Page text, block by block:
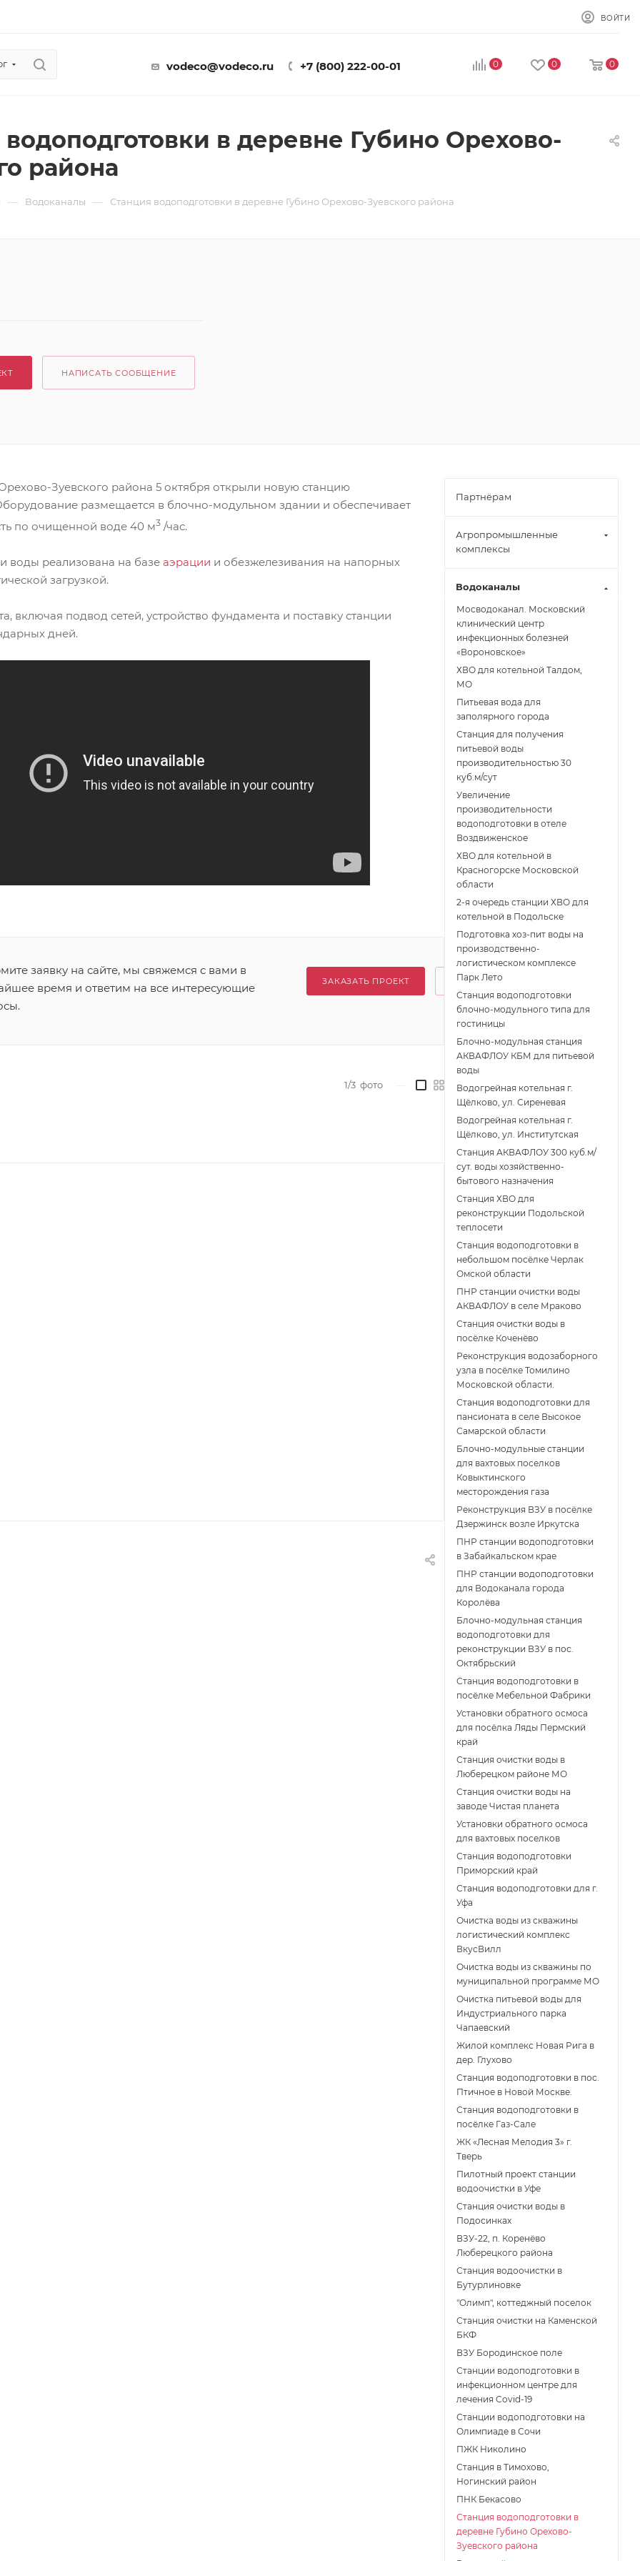
ВОЙТИ
vodeco@vodeco.ru +7 (800) 222-00-01 0 0 0
в деревне Губино Орехово-
района
— Водоканалы — Станция водоподготовки в деревне Губино Орехово-Зуевского района
НАПИСАТЬ СООБЩЕНИЕ
Зуевского района 5 октября открыли новую станцию
размещается в блочно-модульном здании и обеспечивает
по очищенной воде 40 м3 /час.
воды реализована на базе аэрации и обезжелезивания на напорных
загрузкой.
включая подвод сетей, устройство фундамента и поставку станции
дней.
заявку на сайте, мы свяжемся с вами в
время и ответим на все интересующие
ЗАКАЗАТЬ ПРОЕКТ
1/3 фото
Партнёрам
Агропромышленные
комплексы
Водоканалы
Мосводоканал. Московский
клинический центр
инфекционных болезней
«Вороновское»
ХВО для котельной Талдом,
МО
Питьевая вода для
заполярного города
Станция для получения
питьевой воды
производительностью 30
куб.м/сут
Увеличение
производительности
водоподготовки в отеле
Воздвиженское
ХВО для котельной в
Красногорске Московской
области
2-я очередь станции ХВО для
котельной в Подольске
Подготовка хоз-пит воды на
производственно-
логистическом комплексе
Парк Лето
Станция водоподготовки
блочно-модульного типа для
гостиницы
Блочно-модульная станция
АКВАФЛОУ КБМ для питьевой
воды
Водогрейная котельная г.
Щёлково, ул. Сиреневая
Водогрейная котельная г.
Щёлково, ул. Институтская
Станция АКВАФЛОУ 300 куб.м/
сут. воды хозяйственно-
бытового назначения
Станция ХВО для
реконструкции Подольской
теплосети
Станция водоподготовки в
небольшом посёлке Черлак
Омской области
ПНР станции очистки воды
АКВАФЛОУ в селе Мраково
Станция очистки воды в
посёлке Коченёво
Реконструкция водозаборного
узла в посёлке Томилино
Московской области.
Станция водоподготовки для
пансионата в селе Высокое
Самарской области
Блочно-модульные станции
для вахтовых поселков
Ковыктинского
месторождения газа
Реконструкция ВЗУ в посёлке
Дзержинск возле Иркутска
ПНР станции водоподготовки
в Забайкальском крае
ПНР станции водоподготовки
для Водоканала города
Королёва
Блочно-модульная станция
водоподготовки для
реконструкции ВЗУ в пос.
Октябрьский
Станция водоподготовки в
посёлке Мебельной Фабрики
Установки обратного осмоса
для посёлка Ляды Пермский
край
Станция очистки воды в
Люберецком районе МО
Станция очистки воды на
заводе Чистая планета
Установки обратного осмоса
для вахтовых поселков
Станция водоподготовки
Приморский край
Станция водоподготовки для г.
Уфа
Очистка воды из скважины
логистический комплекс
ВкусВилл
Очистка воды из скважины по
муниципальной программе МО
Очистка питьевой воды для
Индустриального парка
Чапаевский
Жилой комплекс Новая Рига в
дер. Глухово
Станция водоподготовки в пос.
Птичное в Новой Москве.
Станция водоподготовки в
поcёлке Газ-Сале
ЖК «Лесная Мелодия 3» г.
Тверь
Пилотный проект станции
водоочистки в Уфе
Станция очистки воды в
Подосинках
ВЗУ-22, п. Коренёво
Люберецкого района
Станция водоочистки в
Бутурлиновке
"Олимп", коттеджный поселок
Станция очистки на Каменской
БКФ
ВЗУ Бородинское поле
Станции водоподготовки в
инфекционном центре для
лечения Covid-19
Станции водоподготовки на
Олимпиаде в Сочи
ПЖК Николино
Станция в Тимохово,
Ногинский район
ПНК Бекасово
Станция водоподготовки в
деревне Губино Орехово-
Зуевского района